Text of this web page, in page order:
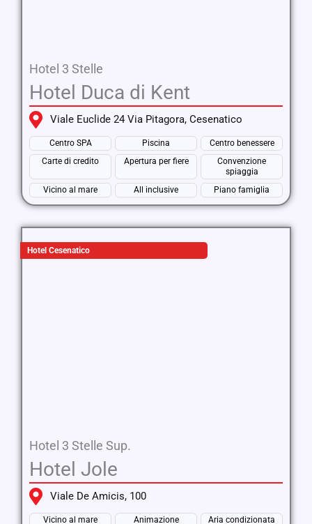
Hotel 3 Stelle
Hotel Duca di Kent
Viale Euclide 24 Via Pitagora, Cesenatico
Centro SPA Piscina
Centro benessere
Carte di credito
Apertura per fiere
Convenzione
spiaggia
Vicino al mare
All inclusive Piano famiglia
Hotel Cesenatico
Hotel 3 Stelle Sup.
Hotel Jole
Viale De Amicis, 100
Vicino al mare Animazione
Aria condizionata